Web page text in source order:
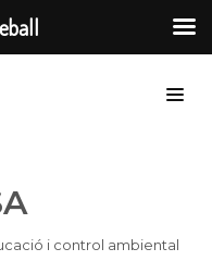
i control ambiental